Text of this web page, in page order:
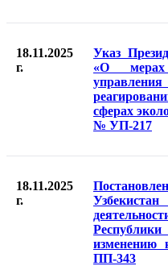
18.11.2025
г.
Указ
«О
сферах
№ УП-217
18.11.2025
г.
изменению
ПП-343